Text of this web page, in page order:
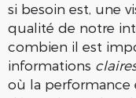
si besoin est, une
qualité de notre
combien il est
informations
où la performance